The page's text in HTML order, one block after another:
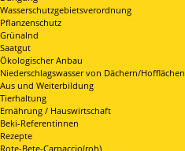
Wasserschutzgebietsverordnung
Pflanzenschutz
Grünalnd
Saatgut
Ökologischer Anbau
Niederschlagswasser von Dächern/Hofflächen
Aus und Weiterbildung
Tierhaltung
Ernährung / Hauswirtschaft
Beki-Referentinnen
Rezepte
Rote-Bete-Carpaccio(roh)